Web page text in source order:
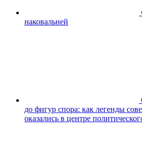
наковальней
до фигур спора: как легенды
оказались в центре